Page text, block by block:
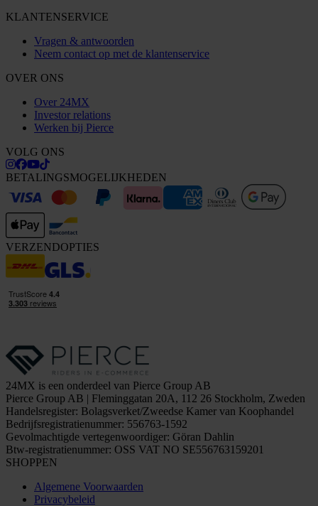
KLANTENSERVICE
Vragen & antwoorden
Neem contact op met de klantenservice
OVER ONS
Over 24MX
Investor relations
Werken bij Pierce
VOLG ONS
BETALINGSMOGELIJKHEDEN
VERZENDOPTIES
24MX is een onderdeel van Pierce Group AB
Pierce Group AB | Fleminggatan 20A, 112 26 Stockholm, Zweden
Handelsregister: Bolagsverket/Zweedse Kamer van Koophandel
Bedrijfsregistratienummer: 556763-1592
Gevolmachtigde vertegenwoordiger: Göran Dahlin
Btw-registratienummer: OSS VAT NO SE556763159201
SHOPPEN
Algemene Voorwaarden
Privacybeleid